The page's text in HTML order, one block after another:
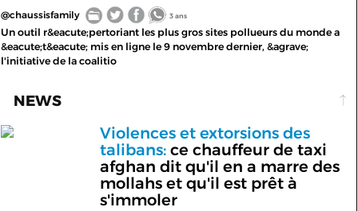
@chaussisfamily 3 ans
Un outil r&eacute;pertoriant les plus gros sites pollueurs du monde a
&eacute;t&eacute; mis en ligne le 9 novembre dernier, &agrave;
l'initiative de la coalitio
NEWS
Violences et extorsions des
talibans:ce chauffeur de taxi
afghan dit qu'il en a marre des
mollahs et qu'il est prêt à
s'immoler